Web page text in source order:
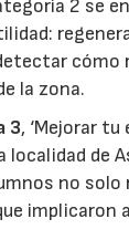
2 se
cómo
la zona.
3, ‘Mejorar
localidad de
no